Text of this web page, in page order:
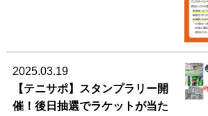
2025.03.19
【テニサポ】スタンプラリー開
催！後日抽選でラケットが当た